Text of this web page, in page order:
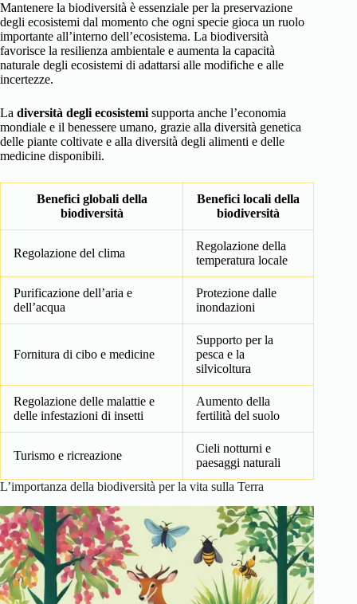
Mantenere la biodiversità è essenziale per la preservazione
degli ecosistemi dal momento che ogni specie gioca un ruolo
importante all’interno dell’ecosistema. La biodiversità
favorisce la resilienza ambientale e aumenta la capacità
naturale degli ecosistemi di adattarsi alle modifiche e alle
incertezze.
La diversità degli ecosistemi supporta anche l’economia
mondiale e il benessere umano, grazie alla diversità genetica
delle piante coltivate e alla diversità degli alimenti e delle
medicine disponibili.
Benefici globali della
biodiversità
Benefici locali della
biodiversità
Regolazione del clima
Regolazione della
temperatura locale
Purificazione dell’aria e
dell’acqua
Protezione dalle
inondazioni
Fornitura di cibo e medicine
Supporto per la
pesca e la
silvicoltura
Regolazione delle malattie e
delle infestazioni di insetti
Aumento della
fertilità del suolo
Turismo e ricreazione
Cieli notturni e
paesaggi naturali
L’importanza della biodiversità per la vita sulla Terra